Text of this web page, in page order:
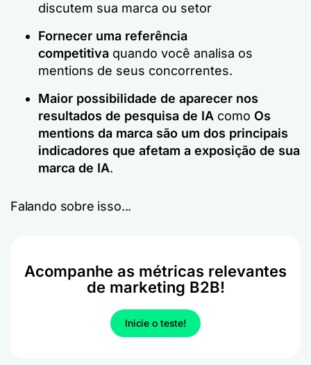
discutem sua marca ou setor
Fornecer uma referência
competitiva quando você analisa os
mentions de seus concorrentes.
Maior possibilidade de aparecer nos
resultados de pesquisa de IA como Os
mentions da marca são um dos principais
indicadores que afetam a exposição de sua
marca de IA.
Falando sobre isso...
Acompanhe as métricas relevantes
de marketing B2B!
Inicie o teste!